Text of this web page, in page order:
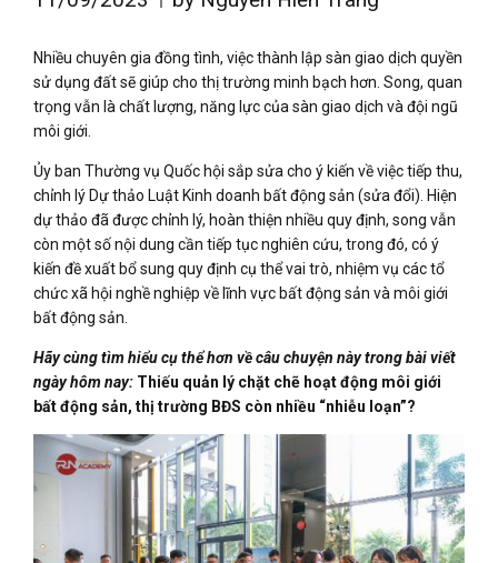
Nhiều chuyên gia đồng tình, việc thành lập sàn giao dịch quyền
sử dụng đất sẽ giúp cho thị trường minh bạch hơn. Song, quan
trọng vẫn là chất lượng, năng lực của sàn giao dịch và đội ngũ
môi giới.
Ủy ban Thường vụ Quốc hội sắp sửa cho ý kiến về việc tiếp thu,
chỉnh lý Dự thảo Luật Kinh doanh bất động sản (sửa đổi). Hiện
dự thảo đã được chỉnh lý, hoàn thiện nhiều quy định, song vẫn
còn một số nội dung cần tiếp tục nghiên cứu, trong đó, có ý
kiến đề xuất bổ sung quy định cụ thể vai trò, nhiệm vụ các tổ
chức xã hội nghề nghiệp về lĩnh vực bất động sản và môi giới
bất động sản.
Hãy cùng tìm hiểu cụ thể hơn về câu chuyện này trong bài viết
ngày hôm nay: Thiếu quản lý chặt chẽ hoạt động môi giới
bất động sản, thị trường BĐS còn nhiều “nhiễu loạn”?